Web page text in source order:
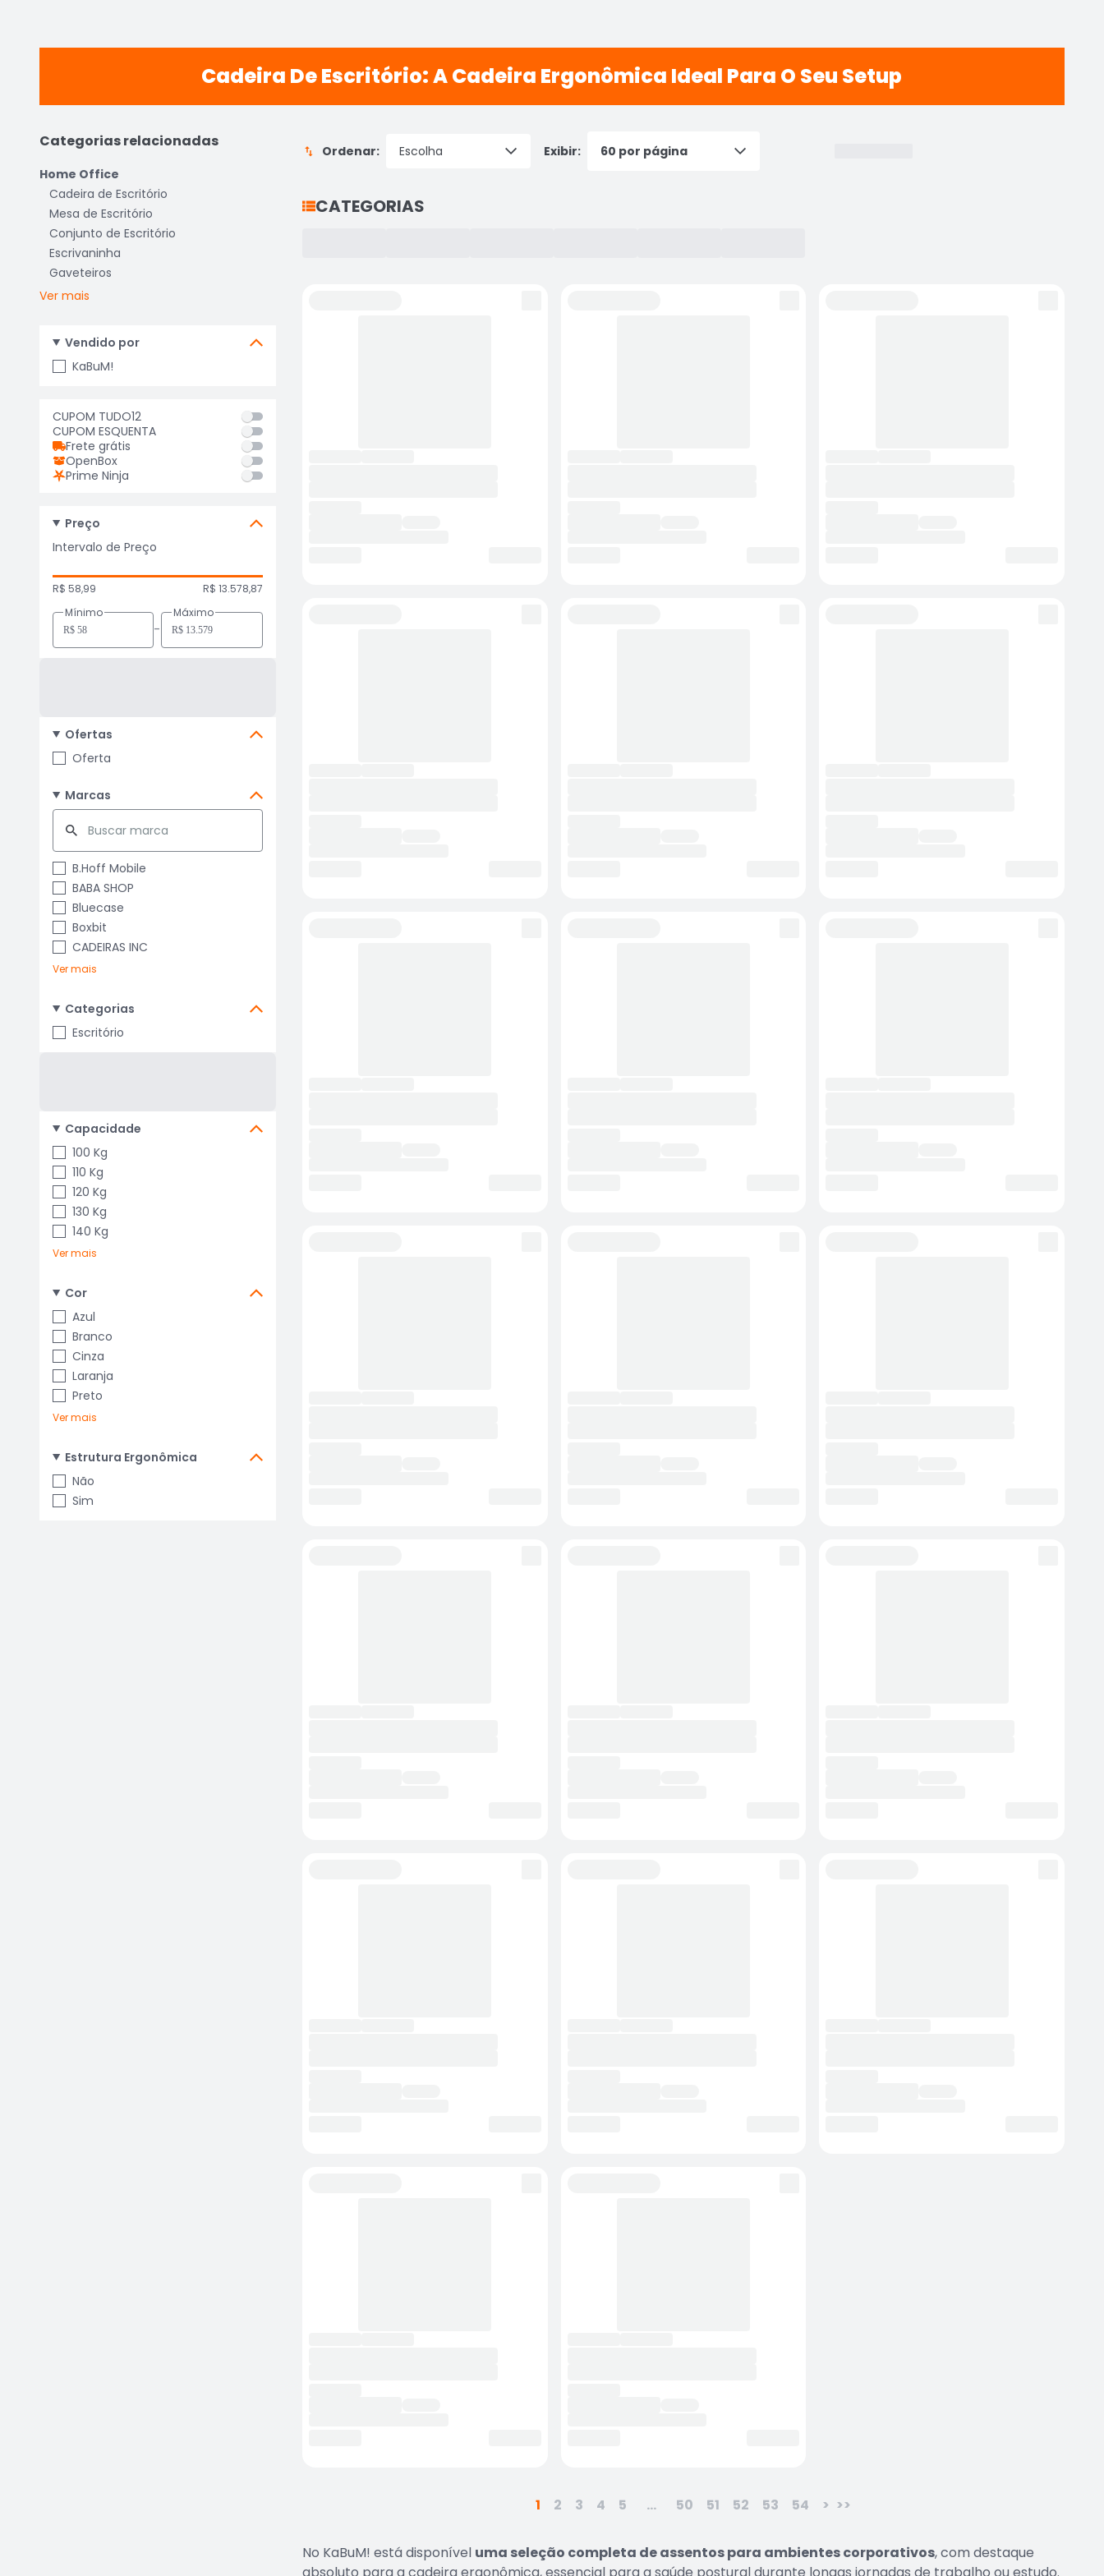
Cadeira De Escritório: A Cadeira Ergonômica Ideal Para O Seu Setup
Categorias relacionadas
Home Office
Cadeira de Escritório
Mesa de Escritório
Conjunto de Escritório
Escrivaninha
Gaveteiros
Ver mais
Vendido por
KaBuM!
CUPOM TUDO12
CUPOM ESQUENTA
Frete grátis
OpenBox
Prime Ninja
Preço
Intervalo de Preço
R$ 58,99
R$ 13.578,87
Mínimo
-
Máximo
Ofertas
Oferta
Marcas
B.Hoff Mobile
BABA SHOP
Bluecase
Boxbit
CADEIRAS INC
Ver mais
Categorias
Escritório
Capacidade
100 Kg
110 Kg
120 Kg
130 Kg
140 Kg
Ver mais
Cor
Azul
Branco
Cinza
Laranja
Preto
Ver mais
Estrutura Ergonômica
Não
Sim
Ordenar: Exibir:
CATEGORIAS
1 2 3 4 5 ... 50 51 52 53 54 > >>
No KaBuM! está disponível uma seleção completa de assentos para ambientes corporativos, com destaque